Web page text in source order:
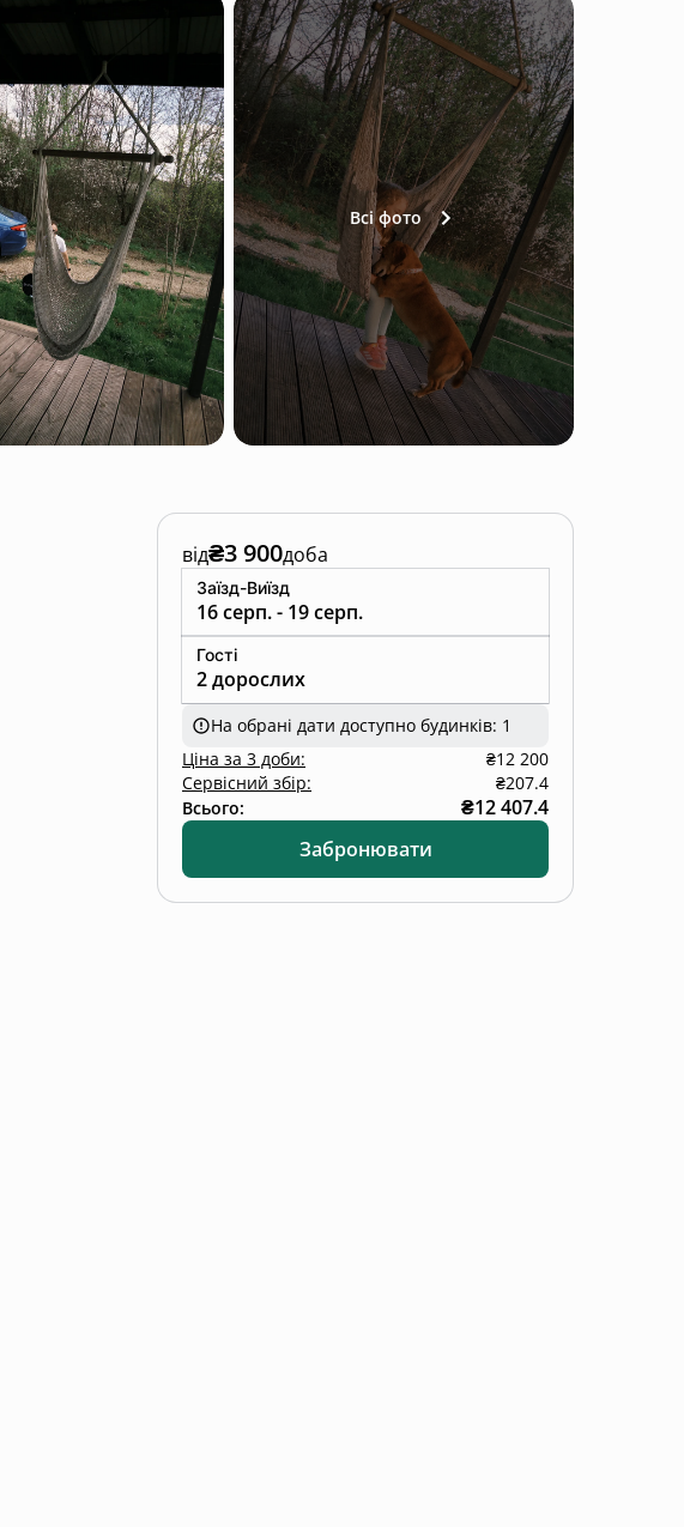
Всі фото
від₴3 900доба
Заїзд-Виїзд
16 серп. - 19 серп.
Гості
2 дорослих
На обрані дати доступно будинків: 1
Ціна за 3 доби:
₴12 200
Сервісний збір:
₴207.4
Всього:
₴12 407.4
Забронювати